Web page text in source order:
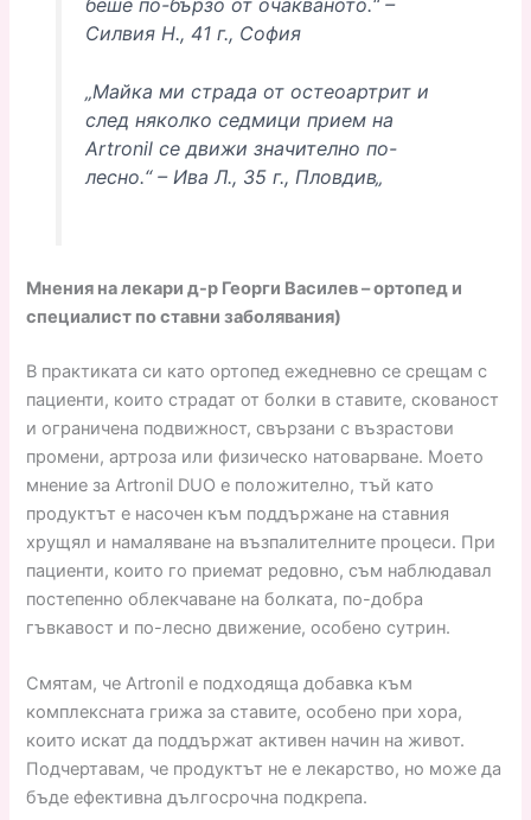
Силвия Н., 41 г., София
„Майка ми страда от остеоартрит и
след няколко седмици прием на
Artronil се движи значително по-
лесно.“ – Ива Л., 35 г., Пловдив„
Мнения на лекари д-р Георги Василев – ортопед и
специалист по ставни заболявания)
В практиката си като ортопед ежедневно се срещам с
пациенти, които страдат от болки в ставите, скованост
и ограничена подвижност, свързани с възрастови
промени, артроза или физическо натоварване. Моето
мнение за Artronil DUO е положително, тъй като
продуктът е насочен към поддържане на ставния
хрущял и намаляване на възпалителните процеси. При
пациенти, които го приемат редовно, съм наблюдавал
постепенно облекчаване на болката, по-добра
гъвкавост и по-лесно движение, особено сутрин.
Смятам, че Artronil е подходяща добавка към
комплексната грижа за ставите, особено при хора,
които искат да поддържат активен начин на живот.
Подчертавам, че продуктът не е лекарство, но може да
бъде ефективна дългосрочна подкрепа.